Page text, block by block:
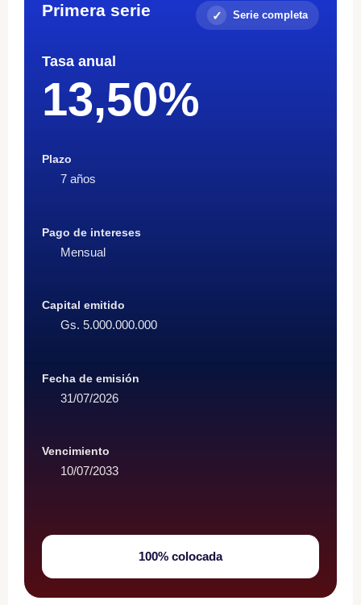
Primera serie Serie completa
Tasa anual
13,50%
Plazo
7 años
Pago de intereses
Mensual
Capital emitido
Gs. 5.000.000.000
Fecha de emisión
31/07/2026
Vencimiento
10/07/2033
100% colocada